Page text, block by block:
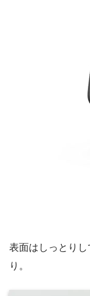
表面はしっとり
り。